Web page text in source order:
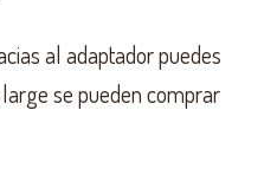
al adaptador puedes
se pueden comprar